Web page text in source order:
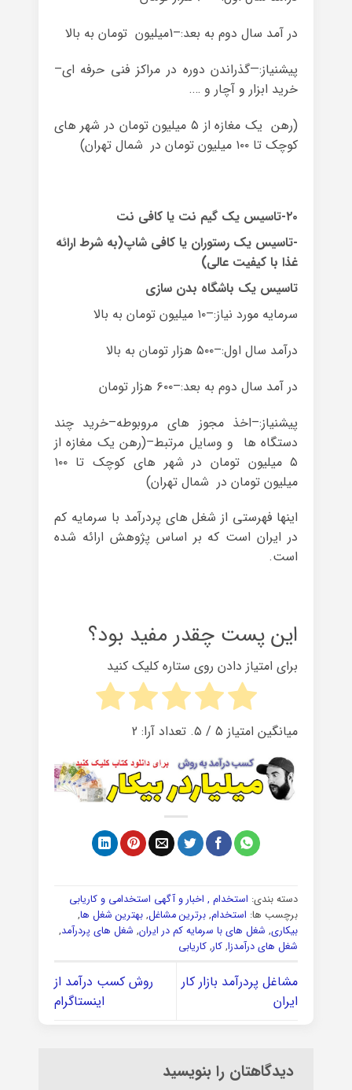
در آمد سال دوم به بعد:–1میلیون تومان به بالا
پیشنیاز:—گذراندن دوره در مراکز فنی حرفه ای–
خرید ابزار و آچار و ….
(رهن یک مغازه از ۵ میلیون تومان در شهر های
کوچک تا ۱۰۰ میلیون تومان در شمال تهران)
۲۰-تاسیس یک گیم نت یا کافی نت
-تاسیس یک رستوران یا کافی شاپ(به شرط ارائه
غذا با کیفیت عالی)
تاسیس یک باشگاه بدن سازی
سرمایه مورد نیاز:–۱۰ میلیون تومان به بالا
درآمد سال اول:–۵۰۰ هزار تومان به بالا
در آمد سال دوم به بعد:–۶۰۰ هزار تومان
پیشنیاز:–اخذ مجوز های مروبوطه–خرید چند
دستگاه ها و وسایل مرتبط–(رهن یک مغازه از
۵ میلیون تومان در شهر های کوچک تا ۱۰۰
میلیون تومان در شمال تهران)
اینها فهرستی از شغل های پردرآمد با سرمایه کم
در ایران است که بر اساس پژوهش ارائه شده
است.
این پست چقدر مفید بود؟
برای امتیاز دادن روی ستاره کلیک کنید
میانگین امتیاز 5/ ۵. تعداد آرا: 2
دسته بندی: استخدام , اخبار و آگهی استخدامی و کاریابی
برچسب ها: استخدام, برترین مشاغل, بهترین شغل ها,
بیکاری, شغل های با سرمایه کم در ایران, شغل های پردرآمد,
شغل های درآمدزا, کار, کاریابی
مشاغل پردرآمد بازار کار
ایران
روش کسب درآمد از
اینستاگرام
دیدگاهتان را بنویسید